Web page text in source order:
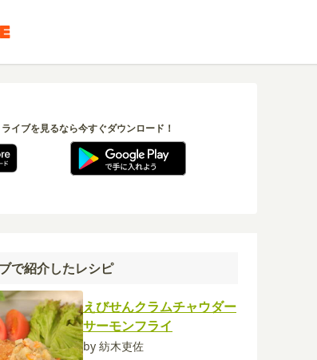
ライブを見るなら今すぐダウンロード！
で紹介したレシピ
えびせんクラムチャウダー
サーモンフライ
by 紡木吏佐